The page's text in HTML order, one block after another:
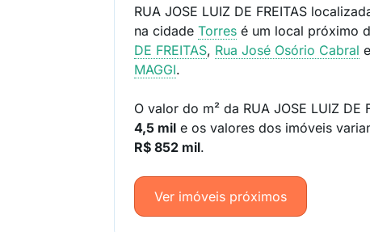
RUA JOSE LUIZ DE FREITAS
na cidadeTorres é um local próximo
DE FREITAS, Rua José Osório Cabral e
MAGGI.
O valor do m² da RUA JOSE LUIZ DE
4,5 mil e os valores dos imóveis
R$ 852 mil.
Ver imóveis próximos